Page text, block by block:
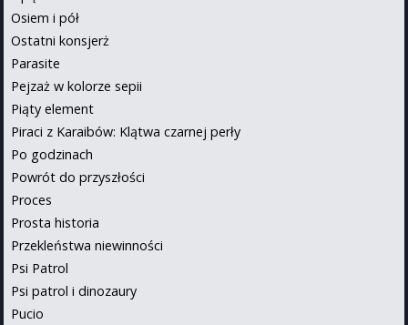
Osiem i pół
Ostatni konsjerż
Parasite
Pejzaż w kolorze sepii
Piąty element
Piraci z Karaibów: Klątwa czarnej perły
Po godzinach
Powrót do przyszłości
Proces
Prosta historia
Przekleństwa niewinności
Psi Patrol
Psi patrol i dinozaury
Pucio